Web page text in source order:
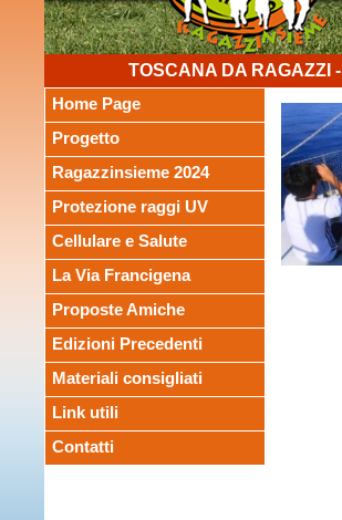
TOSCANA DA RAGAZZI -
Home Page
Progetto
Ragazzinsieme 2024
Protezione raggi UV
Cellulare e Salute
La Via Francigena
Proposte Amiche
Edizioni Precedenti
Materiali consigliati
Link utili
Contatti